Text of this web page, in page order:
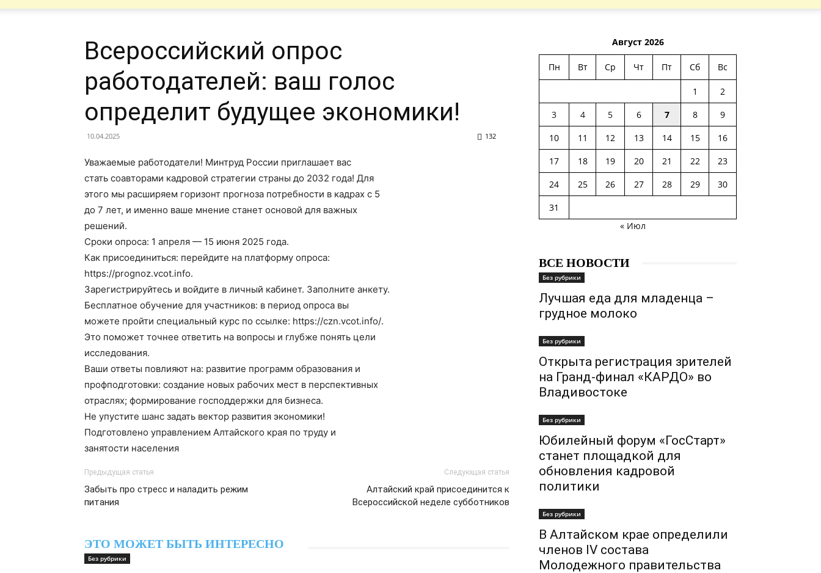
Всероссийский опрос
работодателей: ваш голос
определит будущее экономики!
10.04.2025 132
Уважаемые работодатели! Минтруд России приглашает вас
стать соавторами кадровой стратегии страны до 2032 года! Для
этого мы расширяем горизонт прогноза потребности в кадрах с 5
до 7 лет, и именно ваше мнение станет основой для важных
решений.
Сроки опроса: 1 апреля — 15 июня 2025 года.
Как присоединиться: перейдите на платформу опроса:
https://prognoz.vcot.info.
Зарегистрируйтесь и войдите в личный кабинет. Заполните анкету.
Бесплатное обучение для участников: в период опроса вы
можете пройти специальный курс по ссылке: https://czn.vcot.info/.
Это поможет точнее ответить на вопросы и глубже понять цели
исследования.
Ваши ответы повлияют на: развитие программ образования и
профподготовки: создание новых рабочих мест в перспективных
отраслях; формирование господдержки для бизнеса.
Не упустите шанс задать вектор развития экономики!
Подготовлено управлением Алтайского края по труду и
занятости населения
Предыдущая статья
Забыть про стресс и наладить режим
питания
Следующая статья
Алтайский край присоединится к
Всероссийской неделе субботников
ЭТО МОЖЕТ БЫТЬ ИНТЕРЕСНО
Без рубрики
Август 2026
Пн Вт Ср Чт Пт Сб Вс
1
2
3
4 5 6 7 8
9
10
11 12 13 14 15
16
17
18 19 20 21 22
23
24
25 26 27 28 29
30
31
« Июл
ВСЕ НОВОСТИ
Без рубрики
Лучшая еда для младенца –
грудное молоко
Без рубрики
Открыта регистрация зрителей
на Гранд-финал «КАРДО» во
Владивостоке
Без рубрики
Юбилейный форум «ГосСтарт»
станет площадкой для
обновления кадровой
политики
Без рубрики
В Алтайском крае определили
членов IV состава
Молодежного правительства